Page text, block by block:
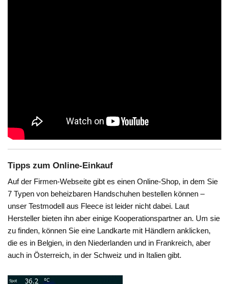
Tipps zum Online-Einkauf
Auf der Firmen-Webseite gibt es einen Online-Shop, in dem Sie
7 Typen von beheizbaren Handschuhen bestellen können –
unser Testmodell aus Fleece ist leider nicht dabei. Laut
Hersteller bieten ihn aber einige Kooperationspartner an. Um sie
zu finden, können Sie eine Landkarte mit Händlern anklicken,
die es in Belgien, in den Niederlanden und in Frankreich, aber
auch in Österreich, in der Schweiz und in Italien gibt.